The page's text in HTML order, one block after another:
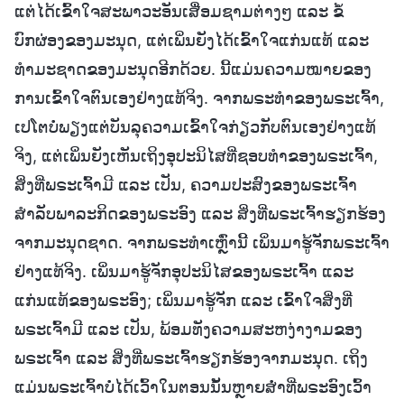
ແຕ່ໄດ້ເຂົ້າໃຈສະພາວະອັນເສື່ອມຊາມຕ່າງໆ ແລະ ຂໍ້
ບົກຜ່ອງຂອງມະນຸດ, ແຕ່ເພິ່ນຍັງໄດ້ເຂົ້າໃຈແກ່ນແທ້ ແລະ
ທຳມະຊາດຂອງມະນຸດອີກດ້ວຍ. ນີ້ແມ່ນຄວາມໝາຍຂອງ
ການເຂົ້າໃຈຕົນເອງຢ່າງແທ້ຈິງ. ຈາກພຣະທຳຂອງພຣະເຈົ້າ,
ເປໂຕບໍ່ພຽງແຕ່ບັນລຸຄວາມເຂົ້າໃຈກ່ຽວກັບຕົນເອງຢ່າງແທ້
ຈິງ, ແຕ່ເພິ່ນຍັງເຫັນເຖິງອຸປະນິໄສທີ່ຊອບທຳຂອງພຣະເຈົ້າ,
ສິ່ງທີ່ພຣະເຈົ້າມີ ແລະ ເປັນ, ຄວາມປະສົງຂອງພຣະເຈົ້າ
ສຳລັບພາລະກິດຂອງພຣະອົງ ແລະ ສິ່ງທີ່ພຣະເຈົ້າຮຽກຮ້ອງ
ຈາກມະນຸດຊາດ. ຈາກພຣະທຳເຫຼົ່ານີ້ ເພິ່ນມາຮູ້ຈັກພຣະເຈົ້າ
ຢ່າງແທ້ຈິງ. ເພິ່ນມາຮູ້ຈັກອຸປະນິໄສຂອງພຣະເຈົ້າ ແລະ
ແກ່ນແທ້ຂອງພຣະອົງ; ເພິ່ນມາຮູ້ຈັກ ແລະ ເຂົ້າໃຈສິ່ງທີ່
ພຣະເຈົ້າມີ ແລະ ເປັນ, ພ້ອມທັງຄວາມສະຫງ່າງາມຂອງ
ພຣະເຈົ້າ ແລະ ສິ່ງທີ່ພຣະເຈົ້າຮຽກຮ້ອງຈາກມະນຸດ. ເຖິງ
ແມ່ນພຣະເຈົ້າບໍ່ໄດ້ເວົ້າໃນຕອນນັ້ນຫຼາຍສໍ່າທີ່ພຣະອົງເວົ້າ